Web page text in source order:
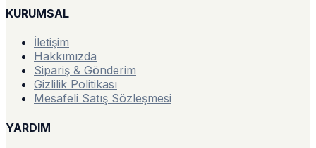
KURUMSAL
İletişim
Hakkımızda
Sipariş & Gönderim
Gizlilik Politikası
Mesafeli Satış Sözleşmesi
YARDIM